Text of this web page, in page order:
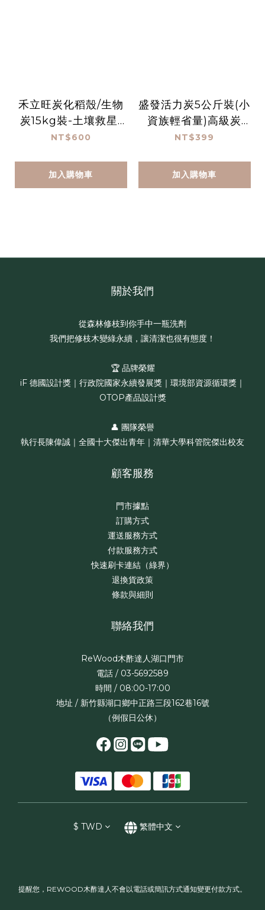
禾立旺炭化稻殼/生物
炭15kg裝-土壤救星/
活化土壤/提高產量/免
額禮／不適用購物金）
NT$600
加入購物車
盛發活力炭5公斤裝(小
資族輕省量)高級炭
精、木炭、無煙炭【#
NT$399
加入購物車
關於我們
從森林修枝到你手中一瓶洗劑
我們把修枝木變綠永續，讓清潔也很有態度！
🏆 品牌榮耀
iF 德國設計獎｜行政院國家永續發展獎｜環境部資源循環獎｜
OTOP產品設計獎
👤 團隊榮譽
執行長陳偉誠｜全國十大傑出青年｜清華大學科管院傑出校友
顧客服務
門市據點
訂購方式
運送服務方式
付款服務方式
快速刷卡連結（綠界）
退換貨政策
條款與細則
聯絡我們
ReWood木酢達人湖口門市
電話 / 03-5692589
時間 / 08:00-17:00
地址 / 新竹縣湖口鄉中正路三段162巷16號
（例假日公休）
$ TWD 繁體中文
提醒您，REWOOD木酢達人不會以電話或簡訊方式通知變更付款方式。